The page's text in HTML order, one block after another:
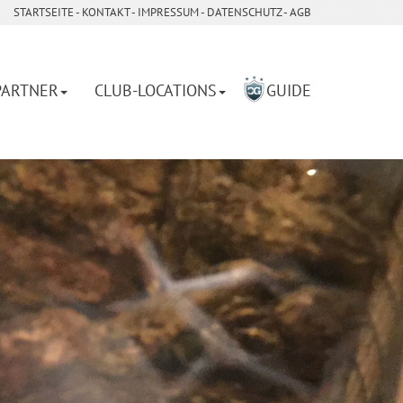
STARTSEITE- ­ KONTAKT- ­ IMPRESSUM- ­ DATENSCHUTZ-AGB
CLUB-LOCATIONS GUIDE